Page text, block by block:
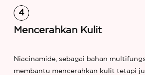
Mencerahkan Kulit
Niacinamide, sebagai bahan
membantu mencerahkan kulit tetapi